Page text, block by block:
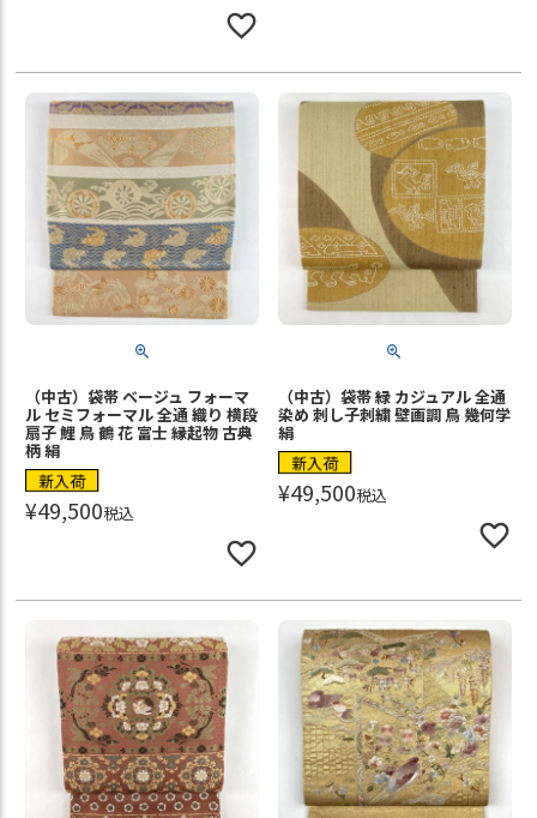
（中古）袋帯 ベージュ フォーマ
ル セミフォーマル 全通 織り 横段
扇子 鯉 鳥 鶴 花 富士 縁起物 古典
柄 絹
新入荷
¥49,500税込
（中古）袋帯 緑 カジュアル 全通
染め 刺し子刺繍 壁画調 鳥 幾何学
絹
新入荷
¥49,500税込